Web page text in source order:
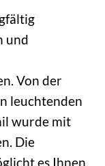
und
Von der
leuchtenden
wurde mit
Die
es Ihnen,